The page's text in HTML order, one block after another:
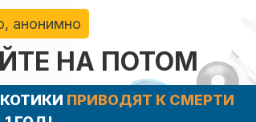
анонимно
НА ПОТОМ
ПРИВОДЯТ К СМЕРТИ